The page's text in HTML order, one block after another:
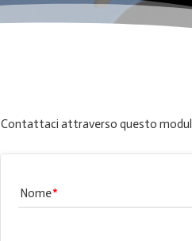
Contattaci attraverso questo
Nome